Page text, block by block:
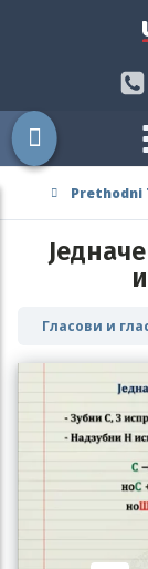
Prethodni
Гласови и